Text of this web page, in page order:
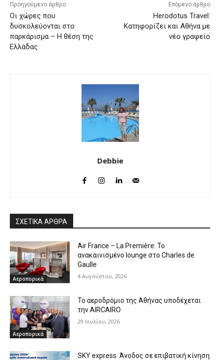
Προηγούμενο άρθρο
Οι χώρες που
δυσκολεύονται στο
παρκάρισμα – Η θέση της
Ελλάδας
Επόμενο άρθρο
Herodotus Travel:
Κατηφορίζει και Αθήνα με
νέο γραφείο
Debbie
ΣΧΕΤΙΚΑ ΑΡΘΡΑ
Αεροπορικά
Air France – La Première: Το
ανακαινισμένο lounge στο Charles de
Gaulle
4 Αυγούστου, 2026
Αεροπορικά
Το αεροδρόμιο της Αθήνας υποδέχεται
την AIRCAIRO
29 Ιουλίου, 2026
SKY express: Άνοδος σε επιβατική κίνηση